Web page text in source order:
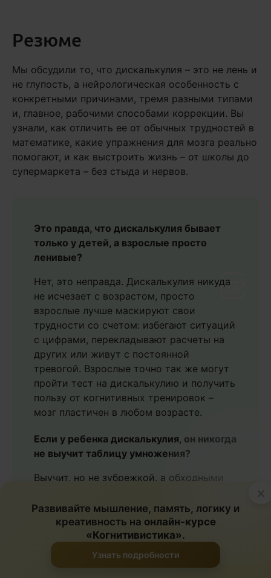
Резюме
Мы обсудили то, что дискалькулия – это не лень и
не глупость, а нейрологическая особенность с
конкретными причинами, тремя разными типами
и, главное, рабочими способами коррекции. Вы
узнали, как отличить ее от обычных трудностей в
математике, какие упражнения для мозга реально
помогают, и как выстроить жизнь – от школы до
супермаркета – без стыда и нервов.
Это правда, что дискалькулия бывает
только у детей, а взрослые просто
ленивые?
Нет, это неправда. Дискалькулия никуда
не исчезает с возрастом, просто
взрослые лучше маскируют свои
трудности со счетом: избегают ситуаций
с цифрами, перекладывают расчеты на
других или живут с постоянной
тревогой. Взрослые точно так же могут
пройти тест на дискалькулию и получить
пользу от когнитивных тренировок –
мозг пластичен в любом возрасте.
Если у ребенка дискалькулия, он никогда
не выучит таблицу умножения?
Выучит, но не зубрежкой, а обходными
– это не про «сесть и выучить», а про
визуализацию, ритм, движение и игры
для развития логики. Таблица умножения
становится доступной, когда мозг
находит к ней другую дорогу – через
×
Развивайте мышление, память, логику и
креативность на онлайн-курсе
«Когнитивистика».
Узнать подробности